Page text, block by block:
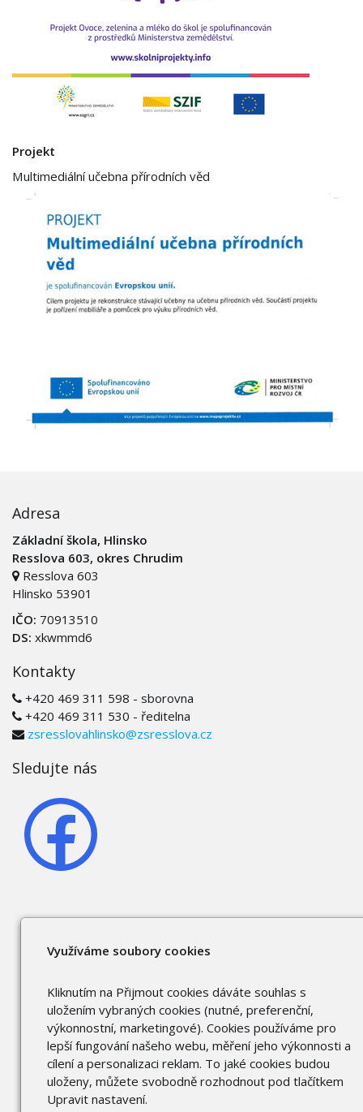
Projekt
Multimediální učebna přírodních věd
Adresa
Základní škola, Hlinsko
Resslova 603, okres Chrudim
Resslova 603
Hlinsko 53901
IČO: 70913510
DS: xkwmmd6
Kontakty
+420 469 311 598 - sborovna
+420 469 311 530 - ředitelna
zsresslovahlinsko@zsresslova.cz
Sledujte nás
Využíváme soubory cookies
Kliknutím na Přijmout cookies dáváte souhlas s
uložením vybraných cookies (nutné, preferenční,
výkonnostní, marketingové). Cookies používáme pro
lepší fungování našeho webu, měření jeho výkonnosti a
cílení a personalizaci reklam. To jaké cookies budou
uloženy, můžete svobodně rozhodnout pod tlačítkem
Upravit nastavení.